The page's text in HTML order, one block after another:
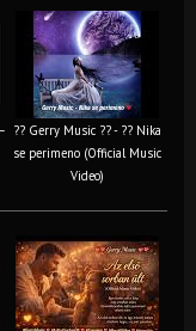
?? Gerry Music ?? - ?? Nika
se perimeno (Official Music
Video)